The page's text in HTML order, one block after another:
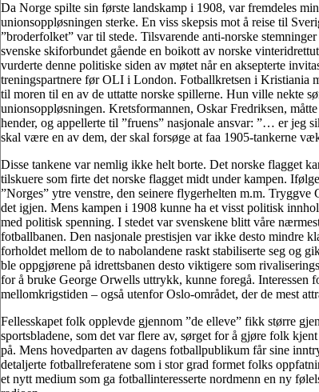
Da Norge spilte sin første landskamp i 1908, var fremdeles
unionsoppløsningen sterke. En viss skepsis mot å reise til
”broderfolket” var til stede. Tilsvarende anti-norske
svenske skiforbundet gående en boikott av norske
vurderte denne politiske siden av møtet når en aksepterte
treningspartnere før OLI i London. Fotballkretsen i Kristiania
til moren til en av de uttatte norske spillerne. Hun ville nekte
unionsoppløsningen. Kretsformannen, Oskar Fredriksen,
hender, og appellerte til ”fruens” nasjonale ansvar: ”… er jeg
skal være en av dem, der skal forsøge at faa 1905-tankerne
Disse tankene var nemlig ikke helt borte. Det norske flagget
tilskuere som firte det norske flagget midt under kampen.
”Norges” ytre venstre, den seinere flygerhelten m.m. Tryggve
det igjen. Mens kampen i 1908 kunne ha et visst politisk
med politisk spenning. I stedet var svenskene blitt våre
fotballbanen. Den nasjonale prestisjen var ikke desto mindre
forholdet mellom de to nabolandene raskt stabiliserte seg og
ble oppgjørene på idrettsbanen desto viktigere som
for å bruke George Orwells uttrykk, kunne foregå. Interessen
mellomkrigstiden – også utenfor Oslo-området, der de mest
Fellesskapet folk opplevde gjennom ”de elleve” fikk større
sportsbladene, som det var flere av, sørget for å gjøre folk
på. Mens hovedparten av dagens fotballpublikum får sine
detaljerte fotballreferatene som i stor grad formet folks
et nytt medium som ga fotballinteresserte nordmenn en ny